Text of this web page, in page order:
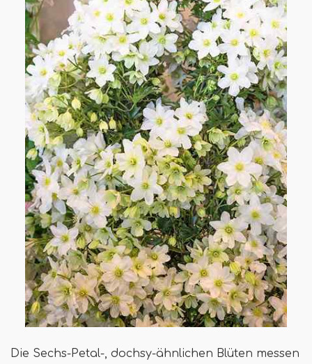
Die Sechs-Petal-, dochsy-ähnlichen Blüten messen